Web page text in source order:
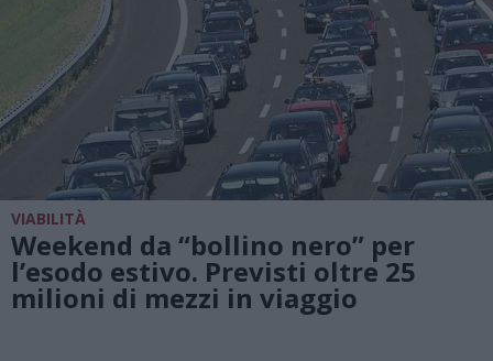
VIABILITÀ
Weekend da “bollino nero” per
l’esodo estivo. Previsti oltre 25
milioni di mezzi in viaggio